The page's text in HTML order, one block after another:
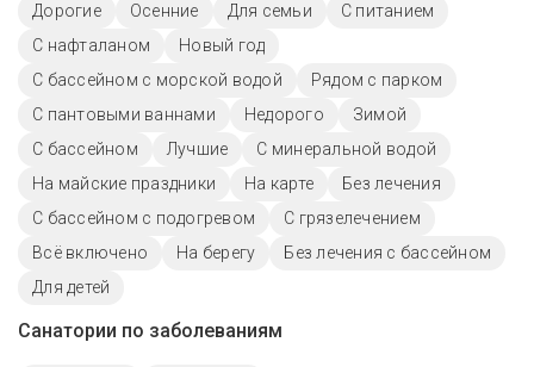
Дорогие Осенние Для семьи
С питанием
С нафталаном
Новый год
С бассейном с морской водой
Рядом с парком
С пантовыми ваннами
Недорого
Зимой
C бассейном
Лучшие
С минеральной водой
На майские праздники
На карте
Без лечения
С бассейном с подогревом
С грязелечением
Всё включено
На берегу
Без лечения с бассейном
Для детей
Санатории по заболеваниям